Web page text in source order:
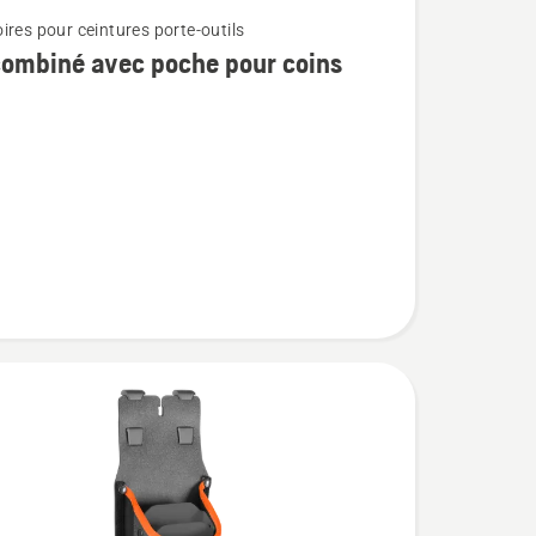
pour ceintures porte-outils
avec poche pour coins